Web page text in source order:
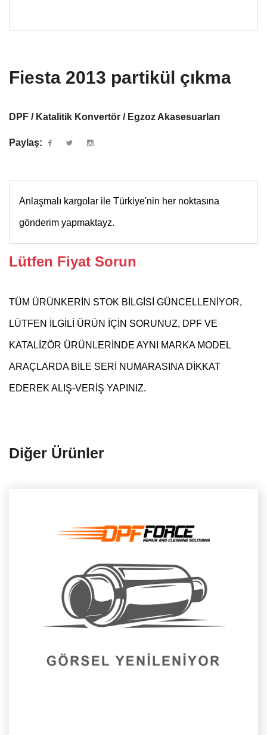
Fiesta 2013 partikül çıkma
DPF / Katalitik Konvertör / Egzoz Akasesuarları
Paylaş:
Anlaşmalı kargolar ile Türkiye'nin her noktasına
gönderim yapmaktayz.
Lütfen Fiyat Sorun
TÜM ÜRÜNKERİN STOK BİLGİSİ GÜNCELLENİYOR,
LÜTFEN İLGİLİ ÜRÜN İÇİN SORUNUZ, DPF VE
KATALİZÖR ÜRÜNLERİNDE AYNI MARKA MODEL
ARAÇLARDA BİLE SERİ NUMARASINA DİKKAT
EDEREK ALIŞ-VERİŞ YAPINIZ.
Diğer Ürünler